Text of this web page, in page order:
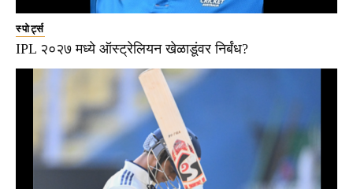
स्पोर्ट्स
IPL २०२७ मध्ये ऑस्ट्रेलियन खेळाडूंवर निर्बंध?